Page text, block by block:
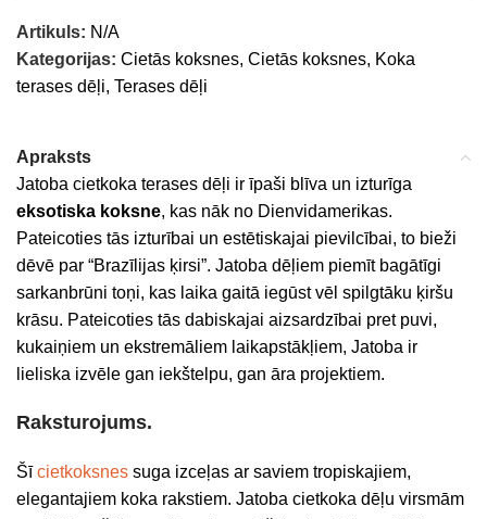
Artikuls: N/A
Kategorijas: Cietās koksnes, Cietās koksnes, Koka
terases dēļi, Terases dēļi
Apraksts
Jatoba cietkoka terases dēļi ir īpaši blīva un izturīga
eksotiska koksne, kas nāk no Dienvidamerikas.
Pateicoties tās izturībai un estētiskajai pievilcībai, to bieži
dēvē par “Brazīlijas ķirsi”. Jatoba dēļiem piemīt bagātīgi
sarkanbrūni toņi, kas laika gaitā iegūst vēl spilgtāku ķiršu
krāsu. Pateicoties tās dabiskajai aizsardzībai pret puvi,
kukaiņiem un ekstremāliem laikapstākļiem, Jatoba ir
lieliska izvēle gan iekštelpu, gan āra projektiem.
Raksturojums.
Šīcietkoksnes suga izceļas ar saviem tropiskajiem,
elegantajiem koka rakstiem. Jatoba cietkoka dēļu virsmām